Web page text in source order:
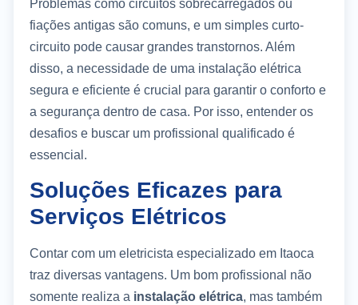
Problemas como circuitos sobrecarregados ou
fiações antigas são comuns, e um simples curto-
circuito pode causar grandes transtornos. Além
disso, a necessidade de uma instalação elétrica
segura e eficiente é crucial para garantir o conforto e
a segurança dentro de casa. Por isso, entender os
desafios e buscar um profissional qualificado é
essencial.
Soluções Eficazes para
Serviços Elétricos
Contar com um eletricista especializado em Itaoca
traz diversas vantagens. Um bom profissional não
somente realiza a instalação elétrica, mas também